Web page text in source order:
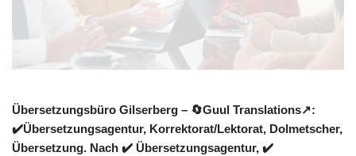
Übersetzungsbüro Gilserberg – 🔄Guul Translations↗️:
✔️Übersetzungsagentur, Korrektorat/Lektorat, Dolmetscher,
Übersetzung. Nach ✔️ Übersetzungsagentur, ✔️